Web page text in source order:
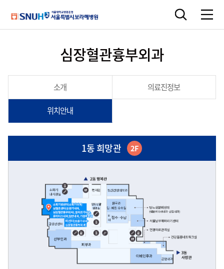
심장혈관흉부외과
소개 의료진정보
위치안내
1동 희망관 2F